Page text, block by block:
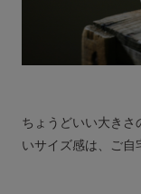
ちょうどいい大きさ
いサイズ感は、ご自